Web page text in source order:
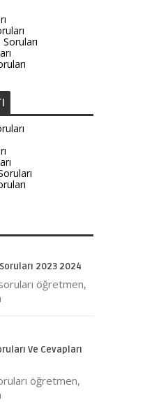
Soruları
2023 2024
soruları öğretmen,
Ve Cevapları
öğretmen,